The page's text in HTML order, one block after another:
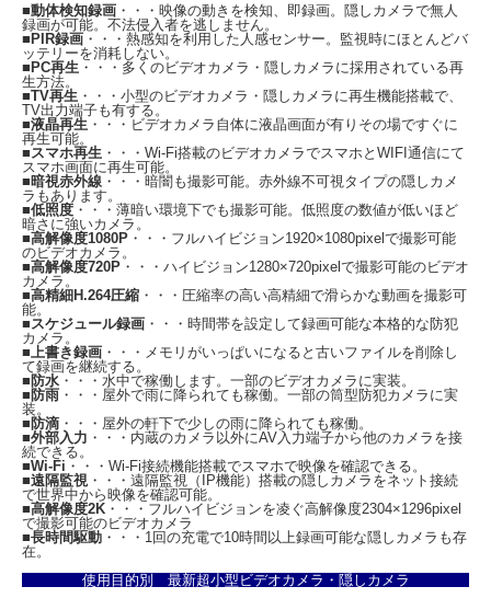
■動体検知録画 ・・・映像の動きを検知、即録画。隠しカメラで無人
録画が可能。不法侵入者を逃しません。
■PIR録画 ・・・熱感知を利用した人感センサー。監視時にほとんどバ
ッテリーを消耗しない。
■PC再生 ・・・多くのビデオカメラ・隠しカメラに採用されている再
生方法。
■TV再生 ・・・小型のビデオカメラ・隠しカメラに再生機能搭載で、
TV出力端子も有する。
■液晶再生 ・・・ビデオカメラ自体に液晶画面が有りその場ですぐに
再生可能。
■ スマホ再生 ・・・Wi-Fi搭載のビデオカメラでスマホとWIFI通信にて
スマホ画面に再生可能。
■暗視赤外線 ・・・暗闇も撮影可能。赤外線不可視タイプの隠しカメ
ラもあります。
■低照度 ・・・薄暗い環境下でも撮影可能。低照度の数値が低いほど
暗さに強いカメラ。
■高解像度1080P ・・・フルハイビジョン1920×1080pixelで撮影可能
のビデオカメラ。
■高解像度720P ・・・ハイビジョン1280×720pixelで撮影可能のビデオ
カメラ。
■高精細H.264圧縮 ・・・圧縮率の高い高精細で滑らかな動画を撮影可
能。
■ スケジュール録画 ・・・時間帯を設定して録画可能な本格的な防犯
カメラ。
■ 上書き録画 ・・・メモリがいっぱいになると古いファイルを削除し
て録画を継続する。
■防水 ・・・水中で稼働します。一部のビデオカメラに実装。
■防雨 ・・・屋外で雨に降られても稼働。一部の筒型防犯カメラに実
装。
■防滴 ・・・屋外の軒下で少しの雨に降られても稼働。
■外部入力 ・・・内蔵のカメラ以外にAV入力端子から他のカメラを接
続できる。
■Wi-Fi ・・・Wi-Fi接続機能搭載でスマホで映像を確認できる。
■遠隔監視 ・・・遠隔監視（IP機能）搭載の隠しカメラをネット接続
で世界中から映像を確認可能。
■高解像度2K ・・・フルハイビジョンを凌ぐ高解像度2304×1296pixel
で撮影可能のビデオカメラ
■長時間駆動 ・・・1回の充電で10時間以上録画可能な隠しカメラも存
在。
使用目的別 最新超小型ビデオカメラ・隠しカメラ